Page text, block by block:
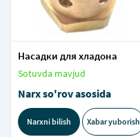
Насадки для хладона
Sotuvda mavjud
Narx so'rov asosida
Narxni bilish Xabar yuborish